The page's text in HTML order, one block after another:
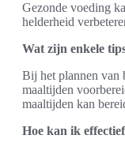
Gezonde voeding
helderheid
Wat zijn enkele
Bij het plannen van
maaltijden
maaltijden kan
Hoe kan ik